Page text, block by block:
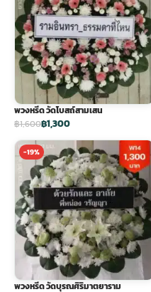
พวงหรีด วัดโบสถ์สามเสน
฿1,600฿1,300
-19%
พวงหรีด วัดบุรณศิริมาตยาราม